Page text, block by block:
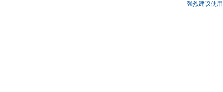
强烈建议使